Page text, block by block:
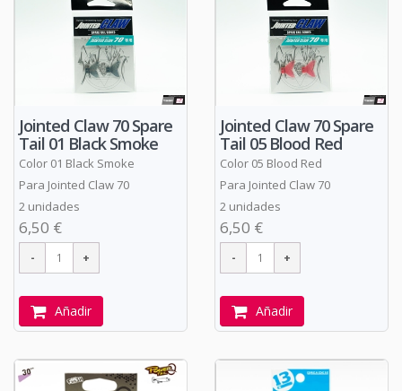
Jointed Claw 70 Spare
Tail 01 Black Smoke
Color 01 Black Smoke
Para Jointed Claw 70
2 unidades
6,50 €
Añadir
Jointed Claw 70 Spare
Tail 05 Blood Red
Color 05 Blood Red
Para Jointed Claw 70
2 unidades
6,50 €
Añadir